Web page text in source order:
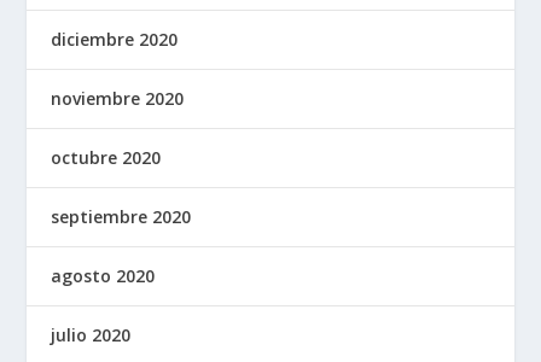
diciembre 2020
noviembre 2020
octubre 2020
septiembre 2020
agosto 2020
julio 2020